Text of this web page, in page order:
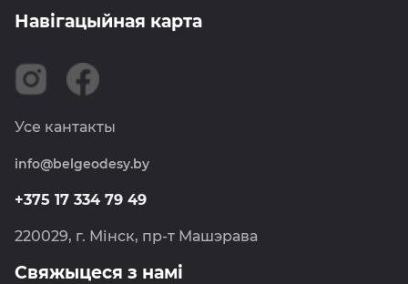
Кіраўніцтва
Сертыфікаты
Вакансіі
Навіны
Геадэзія
ССДП РБ
Метралогія
Навігацыя
Фотаграмметрыя
Навігацыйная карта
Свяжыцеся з намі
220029, г. Мінск, пр-т Машэрава
+375 17 334 79 49
info@belgeodesy.by
Усе кантакты